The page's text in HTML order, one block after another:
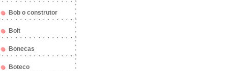
Bob o construtor
Bolt
Bonecas
Boteco